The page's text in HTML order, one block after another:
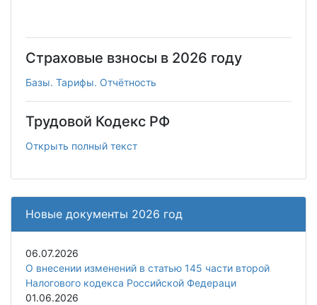
Страховые взносы в 2026 году
Базы. Тарифы. Отчётность
Трудовой Кодекс РФ
Открыть полный текст
Новые документы 2026 год
06.07.2026
О внесении изменений в статью 145 части второй
Налогового кодекса Российской Федераци
01.06.2026